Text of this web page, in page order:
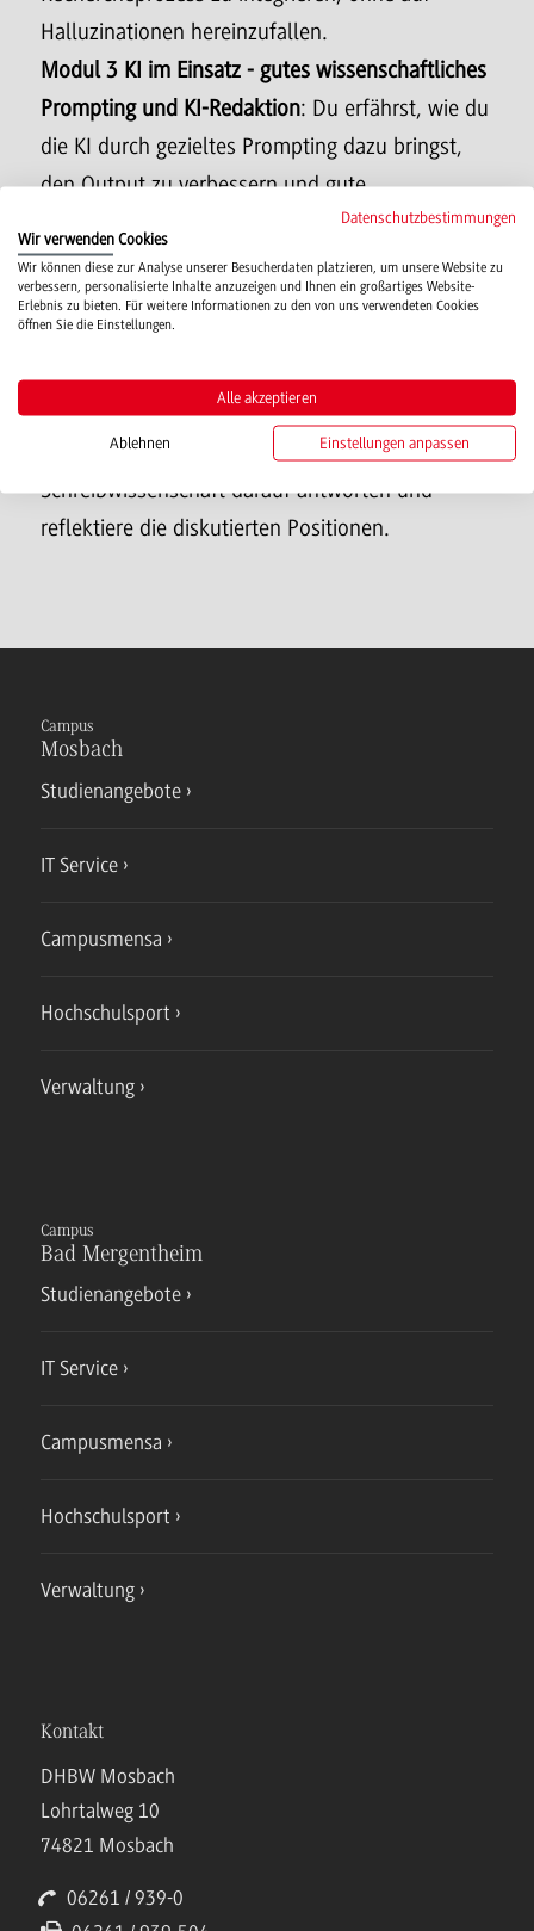
Halluzinationen hereinzufallen.
Modul 3 KI im Einsatz - gutes wissenschaftliches
Prompting und KI-Redaktion: Du erfährst, wie du
die KI durch gezieltes Prompting dazu bringst,
den Output zu verbessern und gute
wissenschaftliche Formulierungen für deinen
Text zu finden.
Modul 4 Krise als Chance -
Kommunikationsprozesse mit LLM
wie wir lesen, reden und schreiben. Aber mit
welchen Folgen? Erfahre, was Expert:innen aus
Kommunikationswissenschaft, Rhetorik und
Schreibwissenschaft darauf antworten und
reflektiere die diskutierten Positionen.
Campus
Mosbach
Studienangebote
IT Service
Campusmensa
Hochschulsport
Verwaltung
Campus
Bad Mergentheim
Studienangebote
IT Service
Campusmensa
Hochschulsport
Verwaltung
Kontakt
DHBW Mosbach
Lohrtalweg 10
74821 Mosbach
06261 / 939-0
Datenschutzbestimmungen
Wir verwenden Cookies
Wir können diese zur Analyse unserer Besucherdaten platzieren, um unsere Website zu
verbessern, personalisierte Inhalte anzuzeigen und Ihnen ein großartiges Website-
Erlebnis zu bieten. Für weitere Informationen zu den von uns verwendeten Cookies
öffnen Sie die Einstellungen.
Alle akzeptieren
Ablehnen Einstellungen anpassen